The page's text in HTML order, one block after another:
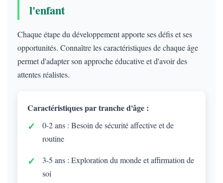
l'enfant
Chaque étape du développement apporte ses défis et ses
opportunités. Connaître les caractéristiques de chaque âge
permet d'adapter son approche éducative et d'avoir des
attentes réalistes.
Caractéristiques par tranche d'âge :
0-2 ans : Besoin de sécurité affective et de
routine
3-5 ans : Exploration du monde et affirmation de
soi